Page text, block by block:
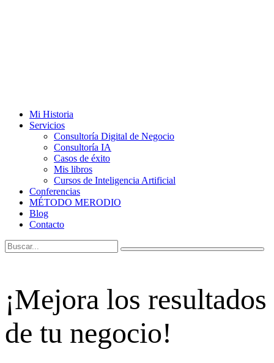
Mi Historia
Servicios
Consultoría Digital de Negocio
Consultoría IA
Casos de éxito
Mis libros
Cursos de Inteligencia Artificial
Conferencias
MÉTODO MERODIO
Blog
Contacto
¡Mejora los resultados
de tu negocio!